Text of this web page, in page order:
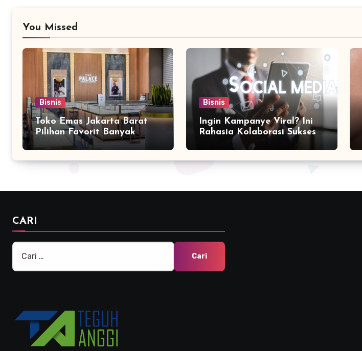
You Missed
Bisnis
Toko Emas Jakarta Barat
Pilihan Favorit Banyak
Bisnis
Ingin Kampanye Viral? Ini
Rahasia Kolaborasi Sukses
Bersama Social Media
Marketing Agency
CARI
Cari
untuk: